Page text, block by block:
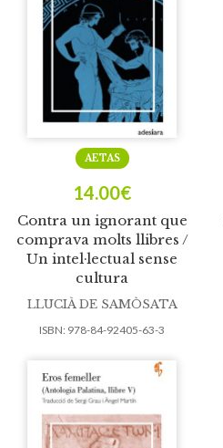
Contra un ignorant que
comprava molts llibres /
Un intel·lectual sense
cultura
AETAS
14.00€
LLUCIÀ DE SAMÒSATA
ISBN: 978-84-92405-63-3